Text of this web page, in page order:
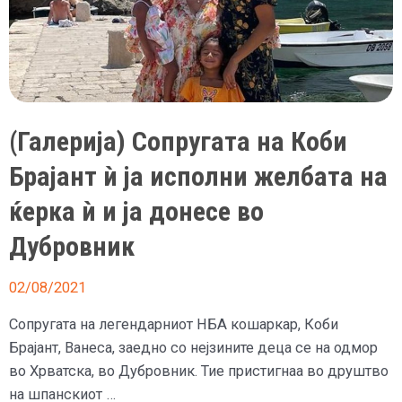
(Галерија) Сопругата на Коби
Брајант ѝ ја исполни желбата на
ќерка ѝ и ја донесе во
Дубровник
02/08/2021
Сопругата на легендарниот НБА кошаркар, Коби
Брајант, Ванеса, заедно со нејзините деца се на одмор
во Хрватска, во Дубровник. Тие пристигнаа во друштво
на шпанскиот …